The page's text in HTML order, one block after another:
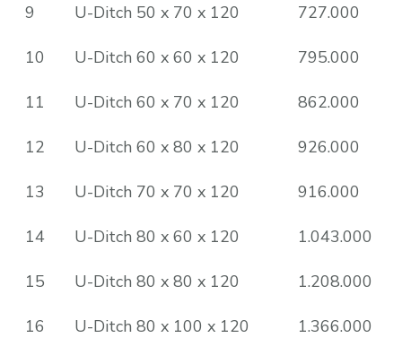
9 U-Ditch 50 x 70 x 120 727.000
10 U-Ditch 60 x 60 x 120 795.000
11 U-Ditch 60 x 70 x 120 862.000
12 U-Ditch 60 x 80 x 120 926.000
13 U-Ditch 70 x 70 x 120 916.000
14 U-Ditch 80 x 60 x 120 1.043.000
15 U-Ditch 80 x 80 x 120 1.208.000
16 U-Ditch 80 x 100 x 120 1.366.000